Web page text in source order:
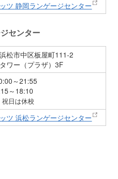
ツ 静岡ランゲージセンター
センター
松市中区板屋町111-2
ワー（プラザ）3F
～21:55
～18:10
日は休校
ツ 浜松ランゲージセンター